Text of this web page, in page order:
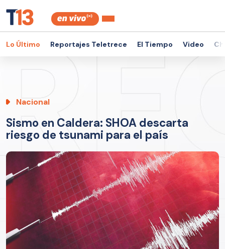
Lo Último Reportajes Teletrece El Tiempo Video
Nacional
Sismo en Caldera: SHOA descarta
riesgo de tsunami para el país